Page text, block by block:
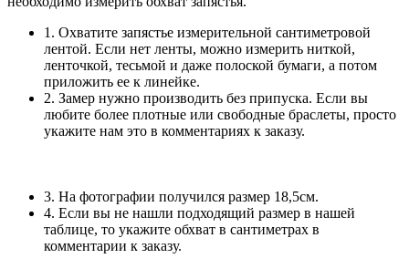
1. Охватите запястье измерительной сантиметровой
лентой. Если нет ленты, можно измерить ниткой,
ленточкой, тесьмой и даже полоской бумаги, а потом
приложить ее к линейке.
2. Замер нужно производить без припуска. Если вы
любите более плотные или свободные браслеты, просто
укажите нам это в комментариях к заказу.
3. На фотографии получился размер 18,5см.
4. Если вы не нашли подходящий размер в нашей
таблице, то укажите обхват в сантиметрах в
комментарии к заказу.